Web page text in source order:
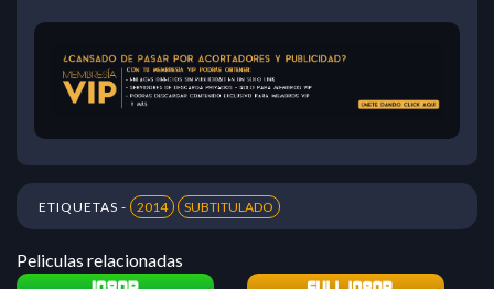
ETIQUETAS - 2014 SUBTITULADO
Peliculas relacionadas